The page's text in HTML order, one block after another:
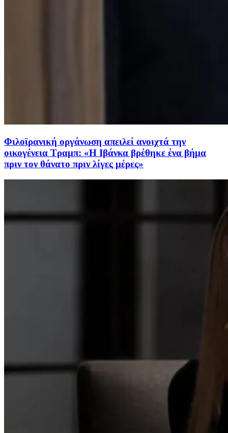
Φιλοϊρανική οργάνωση απειλεί ανοιχτά την
οικογένεια Τραμπ: «Η Ιβάνκα βρέθηκε ένα βήμα
πριν τον θάνατο πριν λίγες μέρες»